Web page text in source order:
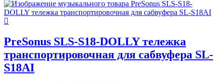
PreSonus SLS-S18-DOLLY тележка
транспортировочная для сабвуфера SL-
S18AI